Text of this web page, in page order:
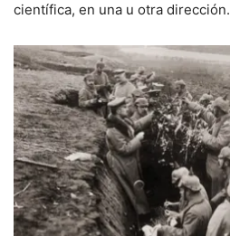
científica, en una u otra dirección.